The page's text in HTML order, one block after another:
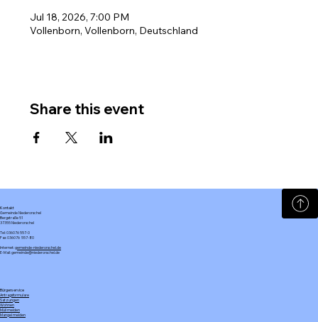
Jul 18, 2026, 7:00 PM
Vollenborn, Vollenborn, Deutschland
Share this event
Kontakt
Gemeinde Niederorschel
Bergstraße 51
37355 Niederorschel
Tel: 036076 557-0
Fax: 036076 557-80
Internet:gemeinde-niederorschel.de
E-Mail: gemeinde@niederorschel.de
Bürgerservice
Antragsformulare
Satzungen
Wohnen
Müll melden
Mangel melden